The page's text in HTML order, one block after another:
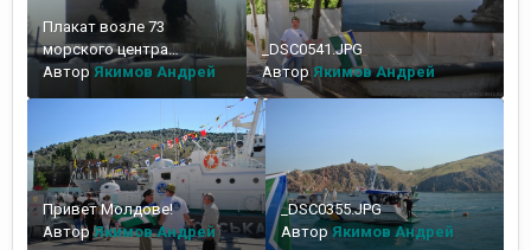
Плакат возле 73
морского центра
спецназначения в
Очакове
Автор Якимов Андрей
_DSC0541.JPG
АвторЯкимов Андрей
Привет Молдове!
АвторЯкимов Андрей
_DSC0355.JPG
АвторЯкимов Андрей